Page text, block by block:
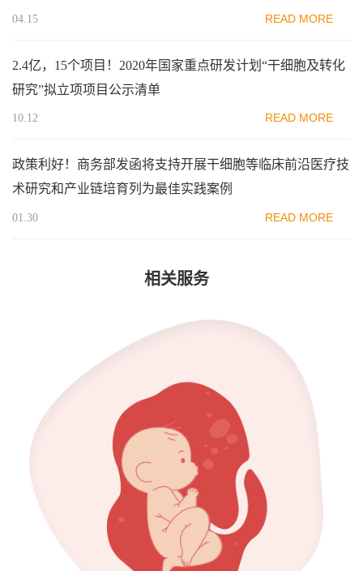
04.15 READ MORE
2.4亿，15个项目！2020年国家重点研发计划“干细胞及转化
研究”拟立项项目公示清单
10.12 READ MORE
政策利好！商务部发函将支持开展干细胞等临床前沿医疗技
术研究和产业链培育列为最佳实践案例
01.30 READ MORE
相关服务